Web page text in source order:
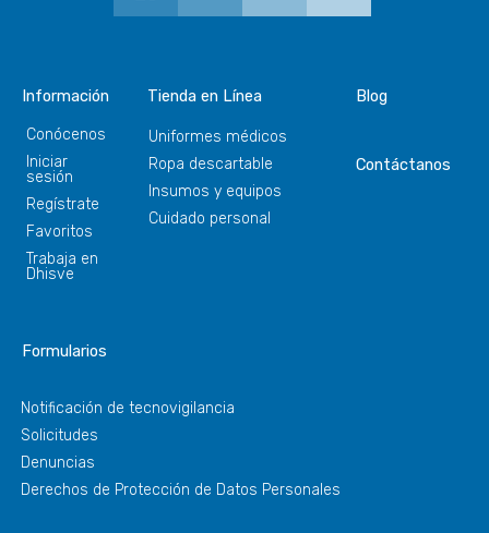
Información
Conócenos
Iniciar
sesión
Regístrate
Favoritos
Trabaja en
Dhisve
Tienda en Línea
Uniformes médicos
Ropa descartable
Insumos y equipos
Cuidado personal
Blog
Contáctanos
Formularios
Notificación de tecnovigilancia
Solicitudes
Denuncias
Derechos de Protección de Datos Personales